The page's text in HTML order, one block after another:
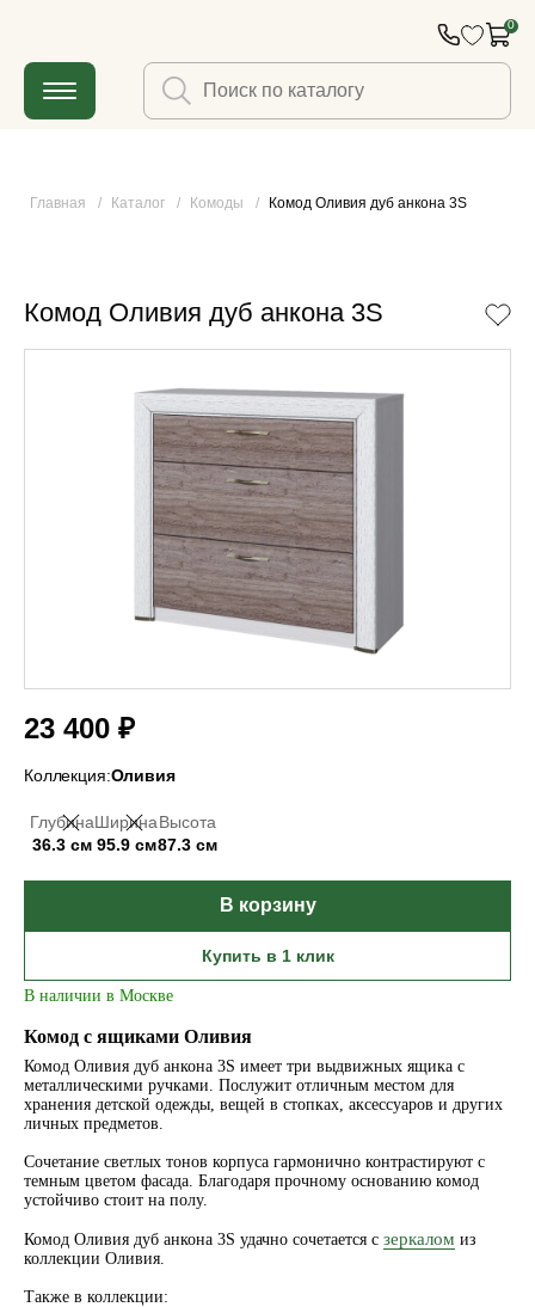
0
Главная / Каталог / Комоды / Комод Оливия дуб анкона 3S
Комод Оливия дуб анкона 3S
23 400 ₽
Коллекция:Оливия
Глубина
36.3 см
Ширина
95.9 см
Высота
87.3 см
В корзину
Купить в 1 клик
В наличии в Москве
Комод с ящиками Оливия
Комод Оливия дуб анкона 3S имеет три выдвижных ящика с
металлическими ручками. Послужит отличным местом для
хранения детской одежды, вещей в стопках, аксессуаров и других
личных предметов.
Сочетание светлых тонов корпуса гармонично контрастируют с
темным цветом фасада. Благодаря прочному основанию комод
устойчиво стоит на полу.
Комод Оливия дуб анкона 3S удачно сочетается с зеркалом из
коллекции Оливия.
Также в коллекции: